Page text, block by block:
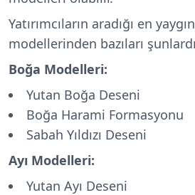
Yatırımcıların aradığı en
modellerinden bazıları
Boğa Modelleri:
Yutan Boğa Deseni
Boğa Harami Formasyonu
Sabah Yıldızı Deseni
Ayı Modelleri:
Yutan Ayı Deseni